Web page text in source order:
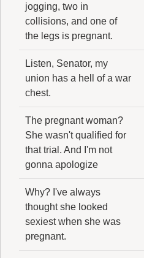
jogging, two in
collisions, and one of
the legs is pregnant.
Listen, Senator, my
union has a hell of a war
chest.
The pregnant woman?
She wasn't qualified for
that trial. And I'm not
gonna apologize
Why? I've always
thought she looked
sexiest when she was
pregnant.